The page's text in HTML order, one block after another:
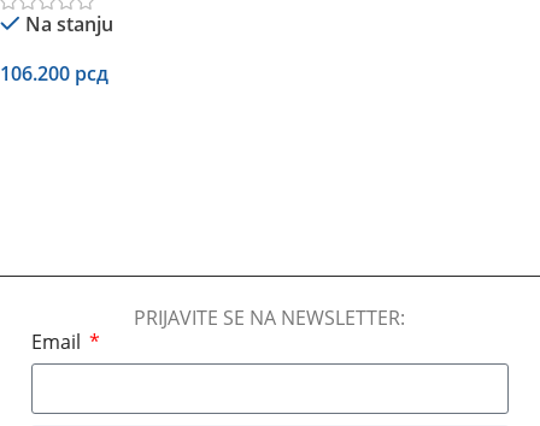
Na stanju
106.200 рсд
PRIJAVITE SE NA NEWSLETTER:
Email